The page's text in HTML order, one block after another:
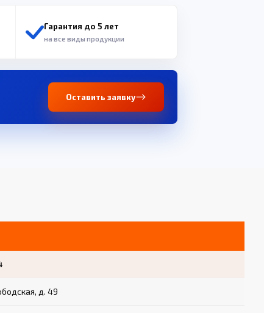
Гарантия до 5 лет
на все виды продукции
Оставить заявку
д. 49